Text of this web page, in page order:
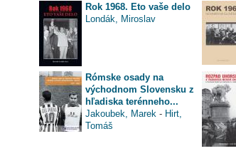
Rok 1968. Eto vaše delo
Londák, Miroslav
Rómske osady na
východnom Slovensku z
hľadiska terénneho...
Jakoubek, Marek - Hirt,
Tomáš